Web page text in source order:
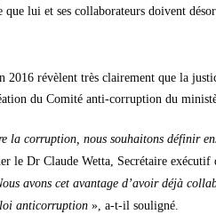
que lui et ses collaborateurs doivent
révèlent très clairement que la
du Comité anti-corruption du
la corruption, nous souhaitons définir
le Dr Claude Wetta, Secrétaire
avons cet avantage d’avoir déjà
anticorruption », a-t-il souligné.